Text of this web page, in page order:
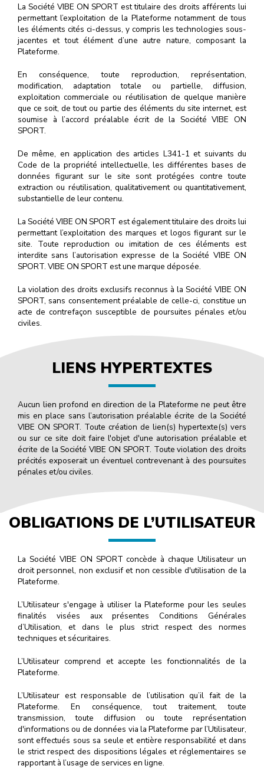
La Société VIBE ON SPORT est titulaire des droits afférents lui
permettant l’exploitation de la Plateforme notamment de tous
les éléments cités ci-dessus, y compris les technologies sous-
jacentes et tout élément d’une autre nature, composant la
Plateforme.
En conséquence, toute reproduction, représentation,
modification, adaptation totale ou partielle, diffusion,
exploitation commerciale ou réutilisation de quelque manière
que ce soit, de tout ou partie des éléments du site internet, est
soumise à l’accord préalable écrit de la Société VIBE ON
SPORT.
De même, en application des articles L341-1 et suivants du
Code de la propriété intellectuelle, les différentes bases de
données figurant sur le site sont protégées contre toute
extraction ou réutilisation, qualitativement ou quantitativement,
substantielle de leur contenu.
La Société VIBE ON SPORT est également titulaire des droits lui
permettant l’exploitation des marques et logos figurant sur le
site. Toute reproduction ou imitation de ces éléments est
interdite sans l’autorisation expresse de la Société VIBE ON
SPORT. VIBE ON SPORT est une marque déposée.
La violation des droits exclusifs reconnus à la Société VIBE ON
SPORT, sans consentement préalable de celle-ci, constitue un
acte de contrefaçon susceptible de poursuites pénales et/ou
civiles.
LIENS HYPERTEXTES
Aucun lien profond en direction de la Plateforme ne peut être
mis en place sans l’autorisation préalable écrite de la Société
VIBE ON SPORT. Toute création de lien(s) hypertexte(s) vers
ou sur ce site doit faire l'objet d'une autorisation préalable et
écrite de la Société VIBE ON SPORT. Toute violation des droits
précités exposerait un éventuel contrevenant à des poursuites
pénales et/ou civiles.
OBLIGATIONS DE L’UTILISATEUR
La Société VIBE ON SPORT concède à chaque Utilisateur un
droit personnel, non exclusif et non cessible d'utilisation de la
Plateforme.
L’Utilisateur s'engage à utiliser la Plateforme pour les seules
finalités visées aux présentes Conditions Générales
d’Utilisation, et dans le plus strict respect des normes
techniques et sécuritaires.
L’Utilisateur comprend et accepte les fonctionnalités de la
Plateforme.
L’Utilisateur est responsable de l’utilisation qu’il fait de la
Plateforme. En conséquence, tout traitement, toute
transmission, toute diffusion ou toute représentation
d'informations ou de données via la Plateforme par l’Utilisateur,
sont effectués sous sa seule et entière responsabilité et dans
le strict respect des dispositions légales et réglementaires se
rapportant à l’usage de services en ligne.